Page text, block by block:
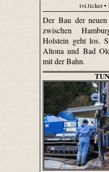
tvi.ticker •
Der Bau der neuen
zwischen
Holstein geht los.
Altona und Bad
mit der Bahn.